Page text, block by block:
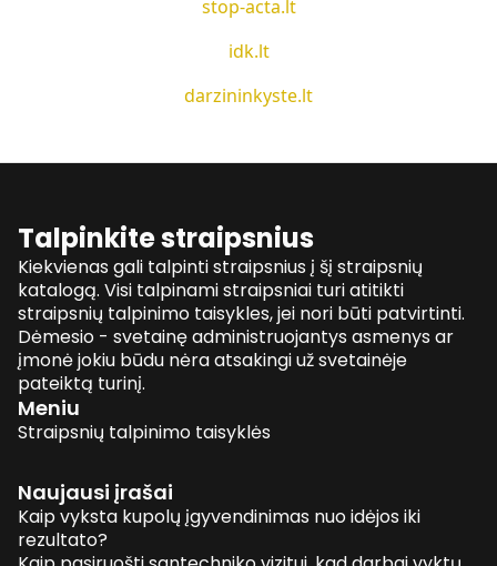
stop-acta.lt
idk.lt
darzininkyste.lt
Talpinkite straipsnius
Kiekvienas gali talpinti straipsnius į šį straipsnių
katalogą. Visi talpinami straipsniai turi atitikti
straipsnių talpinimo taisykles, jei nori būti patvirtinti.
Dėmesio - svetainę administruojantys asmenys ar
įmonė jokiu būdu nėra atsakingi už svetainėje
pateiktą turinį.
Meniu
Straipsnių talpinimo taisyklės
Naujausi įrašai
Kaip vyksta kupolų įgyvendinimas nuo idėjos iki
rezultato?